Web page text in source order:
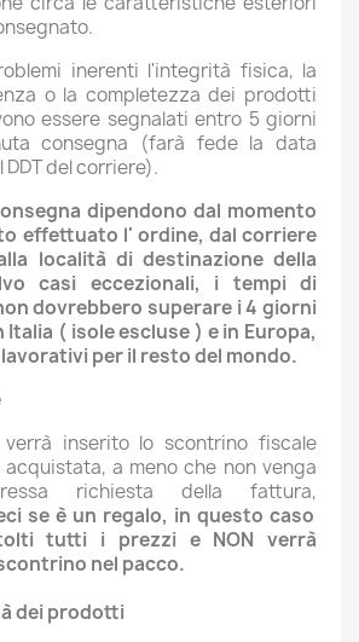
inerenti l'integrità fisica, la
o la completezza dei prodotti
essere segnalati entro 5 giorni
consegna (farà fede la data
del corriere).
dipendono dal momento
effettuato l' ordine, dal corriere
località di destinazione della
casi eccezionali, i tempi di
dovrebbero superare i 4 giorni
( isole escluse ) e in Europa,
lavorativi per il resto del mondo.
inserito lo scontrino fiscale
a meno che non venga
richiesta della fattura,
se è un regalo, in questo caso
tutti i prezzi e NON verrà
nel pacco.
dei prodotti